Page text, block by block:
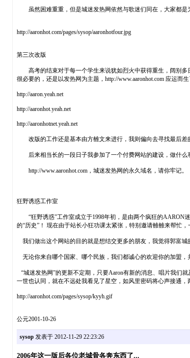
虽然困难重重，但是城迷发热网依然与歌迷们同在，大家都是
http://aaronhot.com/pages/sysop/aaronhotfour.jpg
第三次改版
高考的结束对于每一个学生来说犹如烈火中获得重生，阔别多
很必要的，还是以发热网为主题，http://www.aaronhot.com 应运
http://aaron.yeah.net
http://aaronhot.yeah.net
http://aaronhotnet.yeah.net
改版的工作还是基本由方雒文来进行，我则偏向去寻找最后差
后来相当长的一段日子我参加了一个付费网站的建设，做什么
http://www.aaronhot.com，城迷发热网的永久域名，请你牢记。
狂野诱惑工作室
“狂野诱惑”工作室成立于1998年初，是由两个疯狂的AARON迷
的“历史”！ 现在由于站长小狂功课太紧张，特别邀请雒雒来帮忙，
我们做出这个网站的目的就是想结交更多的朋友，我觉得郭富城
无论你来自哪个国家、哪个民族，我们都诚心的欢迎你的加盟，
“城迷发热网”的更新不定期，只要Aaron有新的消息、唱片我们
一世也认同，就在不远处我看见了星空，如风里密码将心声接通，
http://aaronhot.com/pages/sysop/kyyh.gif
公元2001-10-26
sysop发表于 2012-11-29 22:23:26
2006年这一版后各位老城骨各奔东西了...